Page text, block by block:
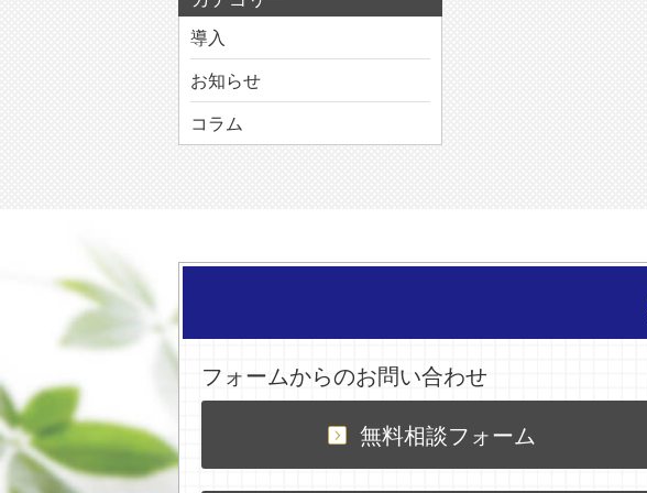
導入
お知らせ
コラム
フォームからのお問い合わせ
無料相談フォーム